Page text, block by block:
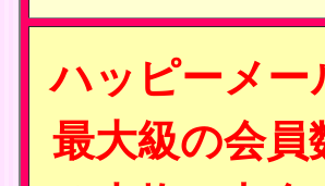
ハッピーメー
最大級の会員